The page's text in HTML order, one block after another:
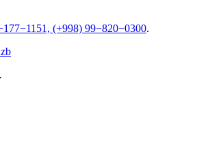
(+998) 99−820−0300.